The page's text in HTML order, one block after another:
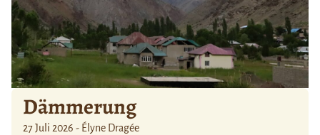
Dämmerung
27 Juli 2026 - Élyne Dragée